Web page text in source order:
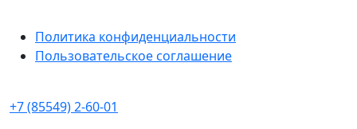
Политика конфиденциальности
Пользовательское соглашение
+7 (85549) 2-60-01